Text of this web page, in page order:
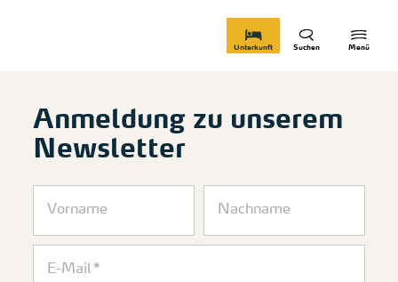
Menü
Suchen
Unterkunft
Anmeldung zu unserem
Newsletter